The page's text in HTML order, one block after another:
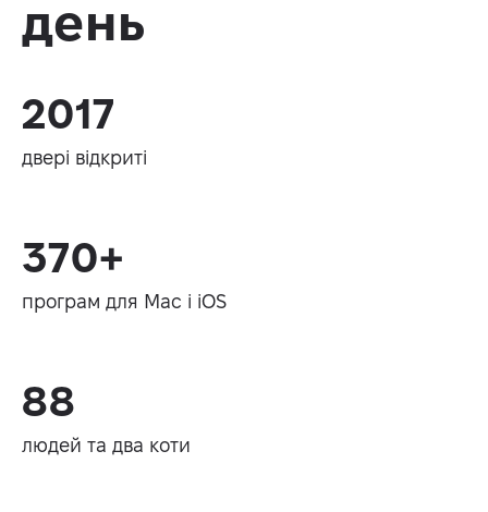
день
2017
двері відкриті
370+
програм для Mac і iOS
88
людей та два коти